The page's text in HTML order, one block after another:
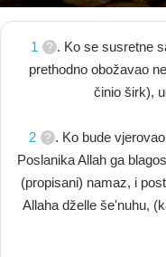
1
. Ko se susretne
prethodno obožavao
činio širk),
2
. Ko bude
Poslanika Allah ga
(propisani) namaz, i
Allaha dželle še'nuhu,